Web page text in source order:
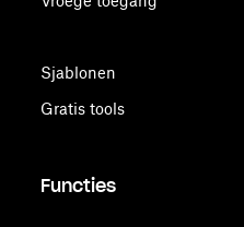
Sjablonen
Gratis tools
Functies